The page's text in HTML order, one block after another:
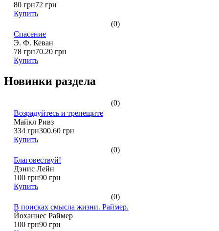
80 грн72 грн
Купить
(0)
Спасение
Э. Ф. Кеван
78 грн70.20 грн
Купить
Новинки раздела
(0)
Возрадуйтесь и трепещите
Майкл Ривз
334 грн300.60 грн
Купить
(0)
Благовествуй!
Дэнис Лейн
100 грн90 грн
Купить
(0)
В поисках смысла жизни. Раймер.
Йоханнес Раймер
100 грн90 грн